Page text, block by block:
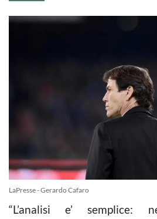
LaPresse - Gerardo Cafaro
“L’analisi e’ semplice: